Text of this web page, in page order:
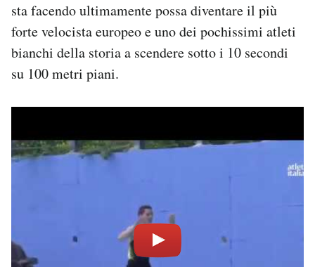
sta facendo ultimamente possa diventare il più
forte velocista europeo e uno dei pochissimi atleti
bianchi della storia a scendere sotto i 10 secondi
su 100 metri piani.